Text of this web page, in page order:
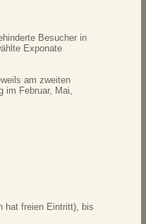
Besucher in
Exponate
am zweiten
Februar, Mai,
hat freien Eintritt), bis